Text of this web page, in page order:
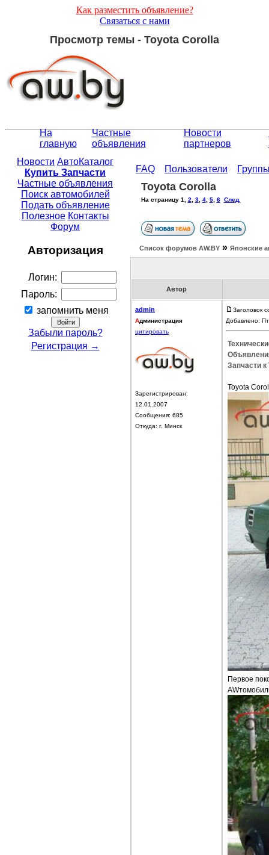
Как разместить объявление?
Связаться с нами
Просмотр темы - Toyota Corolla
На
главную
Частные
объявления
Новости
партнеров
Новости АвтоКаталог
Купить Запчасти
Частные объявления
Поиск автомобилей
Подать объявление
Полезное Контакты
Форум
Авторизация
Логин:
Пароль:
запомнить меня
Забыли пароль?
Регистрация →
FAQ Пользователи
Toyota Corolla
На страницу 1 2 3, 4, 5, 6 След.
Список форумов АW.BY » Японские
Автор
admin
Администрация
цитировать
Зарегистрирован:
12.01.2007
Сообщения: 685
Откуда: г. Минск
Заголовок
Добавлено:
Запчасти к
Toyota
Первое